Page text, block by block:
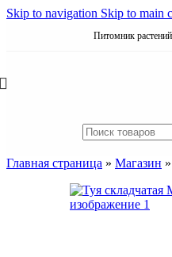
Skip to navigation Skip to main
Питомник
Главная страница » Магазин »